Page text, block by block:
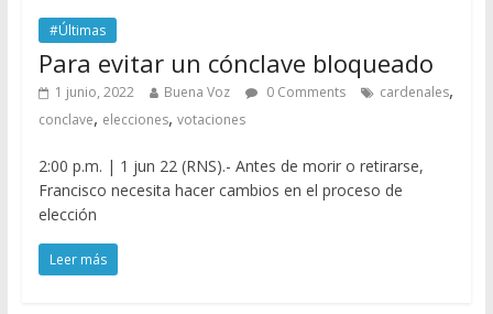
#Últimas
Para evitar un cónclave bloqueado
1 junio, 2022 Buena Voz 0 Comments cardenales,
conclave, elecciones, votaciones
2:00 p.m. | 1 jun 22 (RNS).- Antes de morir o retirarse,
Francisco necesita hacer cambios en el proceso de
elección
Leer más